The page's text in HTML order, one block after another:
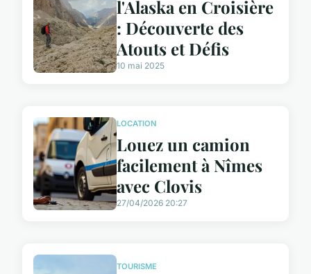
l'Alaska en Croisière
: Découverte des
Atouts et Défis
10 mai 2025
LOCATION
Louez un camion
facilement à Nîmes
avec Clovis
27/04/2026 20:27
TOURISME